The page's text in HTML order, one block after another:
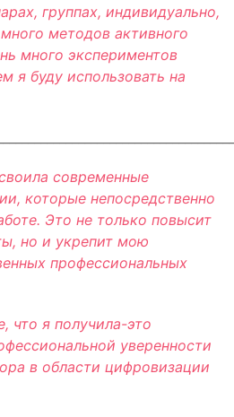
группах, индивидуально,
методов активного
много экспериментов
я буду использовать на
современные
которые непосредственно
Это не только повысит
но и укрепит мою
профессиональных
что я получила-это
уверенности
в области цифровизации